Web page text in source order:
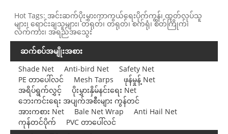
Hot Tags: အင်းဆက်ပိုးမွှားကာကွယ်ရေးပိုက်ကွန်၊ ထုတ်လုပ်သူ
များ၊ ရောင်းချသူများ၊ တရုတ်၊ တရုတ်၊ စက်ရုံ၊ စိတ်ကြိုက်၊
လက်ကား၊ အရည်အသွေး
ဆက်စပ်အမျိုးအစား
Shade Net
Anti-bird Net
Safety Net
PE တာပေါ်လင်
Mesh Tarps
ဖုန်မှုန့် Net
အရိပ်ရွက်လွှင့်
ပိုးမွှားနှိမ်နင်းရေး Net
ဘေးကင်းရေး အပျက်အစီးများ ကွန်တင်
အားကစား Net
Bale Net Wrap
Anti Hail Net
ကုန်တင်ပိုက်
PVC တာပေါ်လင်